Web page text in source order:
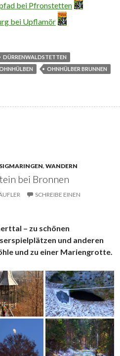
bei Pfronstetten
bei Upflamör
DÜRRENWALDSTETTEN
OHNHÜLBER BRUNNEN
SIGMARINGEN, WANDERN
bei Bronnen
SCHREIBE EINEN
– zu schönen
und anderen
und zu einer Mariengrotte.